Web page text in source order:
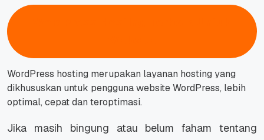
WordPress hosting merupakan layanan hosting yang
dikhususkan untuk pengguna website WordPress, lebih
optimal, cepat dan teroptimasi.
Jika masih bingung atau belum faham tentang